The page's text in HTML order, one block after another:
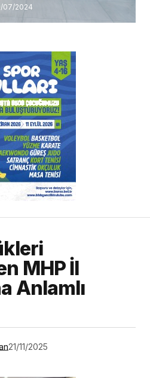
07/2024
MHP İl
Anlamlı
21/11/2025